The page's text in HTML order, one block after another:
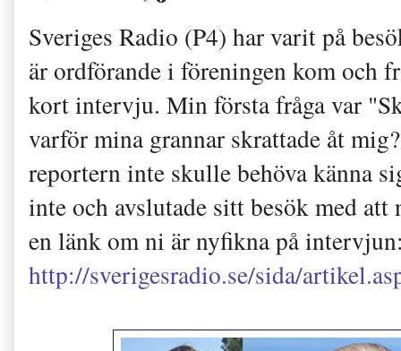
Sveriges Radio (P4) har varit på
är ordförande i föreningen kom och
kort intervju. Min första fråga var
varför mina grannar skrattade åt
reportern inte skulle behöva känna
inte och avslutade sitt besök med
en länk om ni är nyfikna på
http://sverigesradio.se/sida/